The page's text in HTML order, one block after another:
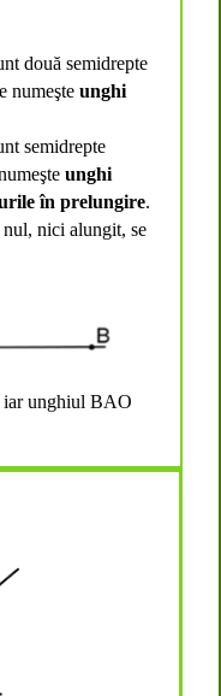
două semidrepte
numeşte unghi
semidrepte
unghi
în prelungire.
nici alungit, se
iar unghiul BAO